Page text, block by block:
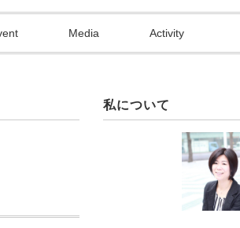
Media Activity
私について